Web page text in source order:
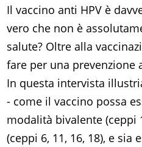
Il vaccino anti HPV è
vero che non è
salute? Oltre alla
fare per una prevenzione
In questa intervista
- come il vaccino possa
modalità bivalente (ceppi
(ceppi 6, 11, 16, 18), e sia